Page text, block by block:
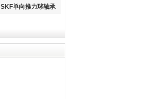
SKF单向推力球轴承